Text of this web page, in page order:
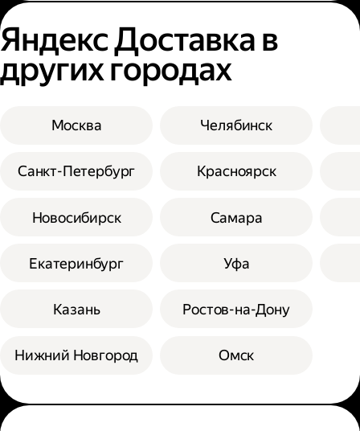
Яндекс Доставка в
других городах
Москва
Санкт-Петербург
Новосибирск
Екатеринбург
Казань
Нижний Новгород
Челябинск
Красноярск
Самара
Уфа
Ростов-на-Дону
Омск